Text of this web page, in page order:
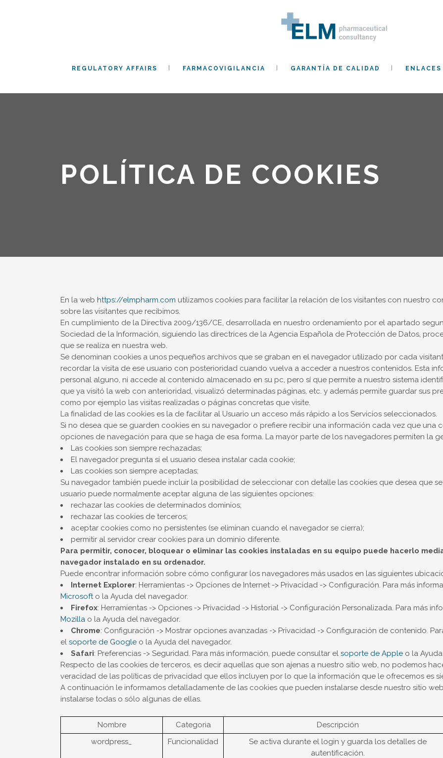
REGULATORY AFFAIRS FARMACOVIGILANCIA GARANTÍA DE CALIDAD
POLÍTICA DE COOKIES
En la web https://elmpharm.com utilizamos cookies para facilitar la relación de los visitantes con nuestro
sobre las visitantes que recibimos.
En cumplimiento de la Directiva 2009/136/CE, desarrollada en nuestro ordenamiento por el apartado
Sociedad de la Información, siguiendo las directrices de la Agencia Española de Protección de Datos,
que se realiza en nuestra web.
Se denominan cookies a unos pequeños archivos que se graban en el navegador utilizado por cada
recordar la visita de ese usuario con posterioridad cuando vuelva a acceder a nuestros contenidos. Esta
personal alguno, ni accede al contenido almacenado en su pc, pero sí que permite a nuestro sistema
que ya visitó la web con anterioridad, visualizó determinadas páginas, etc. y además permite guardar sus
como por ejemplo las visitas realizadas o páginas concretas que visite.
La finalidad de las cookies es la de facilitar al Usuario un acceso más rápido a los Servicios seleccionados.
Si no desea que se guarden cookies en su navegador o prefiere recibir una información cada vez que una
opciones de navegación para que se haga de esa forma. La mayor parte de los navegadores permiten la
Las cookies son siempre rechazadas;
El navegador pregunta si el usuario desea instalar cada cookie;
Las cookies son siempre aceptadas;
Su navegador también puede incluir la posibilidad de seleccionar con detalle las cookies que desea que
usuario puede normalmente aceptar alguna de las siguientes opciones:
rechazar las cookies de determinados dominios;
rechazar las cookies de terceros;
aceptar cookies como no persistentes (se eliminan cuando el navegador se cierra);
permitir al servidor crear cookies para un dominio diferente.
Para permitir, conocer, bloquear o eliminar las cookies instaladas en su equipo puede hacerlo
navegador instalado en su ordenador.
Puede encontrar información sobre cómo configurar los navegadores más usados en las siguientes
Internet Explorer: Herramientas -> Opciones de Internet -> Privacidad -> Configuración. Para más
Microsofto la Ayuda del navegador.
Firefox: Herramientas -> Opciones -> Privacidad -> Historial -> Configuración Personalizada. Para más
Mozilla o la Ayuda del navegador.
Chrome: Configuración -> Mostrar opciones avanzadas -> Privacidad -> Configuración de contenido.
el soporte de Google o la Ayuda del navegador.
Safari: Preferencias -> Seguridad. Para más información, puede consultar el soporte de Apple o la
Respecto de las cookies de terceros, es decir aquellas que son ajenas a nuestro sitio web, no podemos
veracidad de las políticas de privacidad que ellos incluyen por lo que la información que le ofrecemos es
A continuación le informamos detalladamente de las cookies que pueden instalarse desde nuestro sitio
instalarse todas o sólo algunas de ellas.
Nombre Categoria Descripción
wordpress_
Funcionalidad
Se activa durante el login y guarda los detalles de
autentificación.